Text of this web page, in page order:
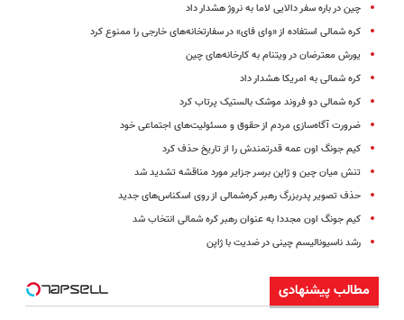
چین در باره سفر دالایی لاما به نروژ هشدار داد
کره شمالی استفاده از «وای فای» در سفارتخانه‌های خارجی را ممنوع کرد
یورش معترضان در ویتنام به کارخانه‌های چین
کره شمالی به امریکا هشدار داد
کره شمالی دو فروند موشک بالستیک پرتاب کرد
ضرورت آگاه‌سازی مردم از حقوق و مسئولیت‌های اجتماعی خود
کیم جونگ اون عمه قدرتمندش را از تاریخ حذف کرد
تنش میان چین و ژاپن برسر جزایر مورد مناقشه تشدید شد
حذف تصویر پدربزرگ رهبر کره‌شمالی از روی اسکناس‌های جدید
کیم جونگ اون مجددا به عنوان رهبر کره شمالی انتخاب شد
رشد ناسیونالیسم چینی در ضدیت با ژاپن
مطالب پیشنهادی